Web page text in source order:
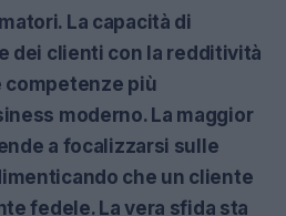
La capacità di
dei clienti con la redditività
competenze più
moderno. La maggior
a focalizzarsi sulle
che un cliente
fedele. La vera sfida sta